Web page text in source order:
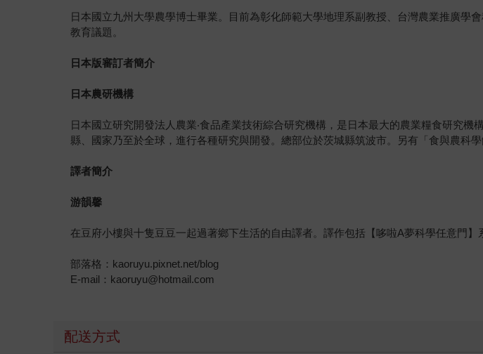
日本國立九州大學農學博士畢業。目前為彰化師範大學地理系副教授、台灣農業推廣
教育議題。
日本版審訂者簡介
日本農研機構
日本國立研究開發法人農業‧食品產業技術綜合研究機構，是日本最大的農業糧食研究
縣、國家乃至於全球，進行各種研究與開發。總部位於茨城縣筑波市。另有「食與農科學
譯者簡介
游韻馨
在豆府小樓與十隻豆豆一起過著鄉下生活的自由譯者。譯作包括【哆啦A夢科學任意門
部落格：kaoruyu.pixnet.net/blog
E-mail：kaoruyu@hotmail.com
配送方式